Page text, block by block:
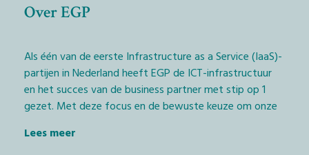
Over EGP
Als één van de eerste Infrastructure as a Service (IaaS)-
partijen in Nederland heeft EGP de ICT-infrastructuur
en het succes van de business partner met stip op 1
gezet. Met deze focus en de bewuste keuze om onze
geven wij Managed Service Providers (MSP’s) en
Lees meer